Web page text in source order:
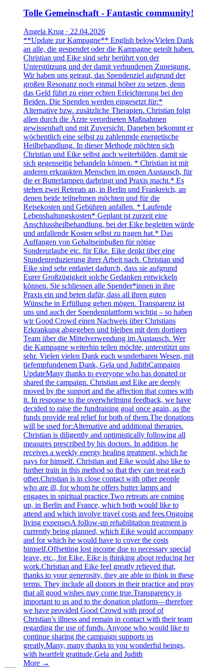
Tolle Gemeinschaft - Fantastic community!
Angela Krug · 22.04.2026
**Update zur Kampagne** English belowVielen Dank
an alle, die gespendet oder die Kampagne geteilt haben.
Christian und Eike sind sehr berührt von der
Unterstützung und der damit verbundenen Zuneigung.
Wir haben uns getraut, das Spendenziel aufgrund der
großen Resonanz noch einmal höher zu setzen, denn
das Geld führt zu einer echten Erleichterung bei den
Beiden. Die Spenden werden eingesetzt für:*
Alternative bzw. zusätzliche Therapien. Christian folgt
allen durch die Ärzte verordneten Maßnahmen
gewissenhaft und mit Zuversicht. Daneben bekommt er
wöchentlich eine selbst zu zahlenmde energetische
Heilbehandlung. In dieser Methode möchten sich
Christian und Eike selbst auch weiterbilden, damit sie
sich gegenseitig behandeln können. * Christian ist mit
anderen erkrankten Menschen im engen Austausch, für
die er Butterlampen darbringt und Praxis macht.* Es
stehen zwei Retreats an, in Berlin und Frankreich, an
denen beide teilnehmen möchten und für die
Reisekosten und Gebühren anfallen. * Laufende
Lebenshaltungskosten* Geplant ist zurzeit eine
Anschlussheilbehandlung, bei der Eike begleiten würde
und anfallende Kosten selbst zu tragen hat.* Das
Auffangen von Gehaltseinbußen für nötige
Sonderurlaube etc. für Eike. Eike denkt über eine
Stundenreduzierung ihrer Arbeit nach. Christian und
Eike sind sehr entlastet dadurch, dass sie aufgrund
Eurer Großzügigkeit solche Gedanken entwickeln
können. Sie schliessen alle Spender*innen in ihre
Praxis ein und beten dafür, dass all ihren guten
Wünsche in Erfüllung gehen mögen. Transparenz ist
uns und auch der Spendenplattform wichtig – so haben
wir Good Crowd einen Nachweis über Christians
Erkrankung abgegeben und bleiben mit dem dortigen
Team über die Mittelverwendung im Austausch. Wer
die Kampagne weiterhin teilen möchte, unterstützt uns
sehr. Vielen vielen Dank euch wunderbaren Wesen, mit
tiefempfundenem Dank, Gela und JudithCampaign
UpdateMany thanks to everyone who has donated or
shared the campaign. Christian and Eike are deeply
moved by the support and the affection that comes with
it. In response to the overwhelming feedback, we have
decided to raise the fundraising goal once again, as the
funds provide real relief for both of them.The donations
will be used for:Alternative and additional therapies.
Christian is diligently and optimistically following all
measures prescribed by his doctors. In addition, he
receives a weekly energy healing treatment, which he
pays for himself. Christian and Eike would also like to
further train in this method so that they can treat each
other.Christian is in close contact with other people
who are ill, for whom he offers butter lamps and
engages in spiritual practice.Two retreats are coming
up, in Berlin and France, which both would like to
attend and which involve travel costs and fees.Ongoing
living expensesA follow-up rehabilitation treatment is
currently being planned, which Eike would accompany
and for which he would have to cover the costs
himself.Offsetting lost income due to necessary special
leave, etc., for Eike. Eike is thinking about reducing her
work.Christian and Eike feel greatly relieved that,
thanks to your generosity, they are able to think in these
terms. They include all donors in their practice and pray
that all good wishes may come true.Transparency is
important to us and to the donation platform—therefore
we have provided Good Crowd with proof of
Christian’s illness and remain in contact with their team
regarding the use of funds. Anyone who would like to
continue sharing the campaign supports us
greatly.Many, many thanks to you wonderful beings,
with heartfelt gratitude,Gela and Judith
More →